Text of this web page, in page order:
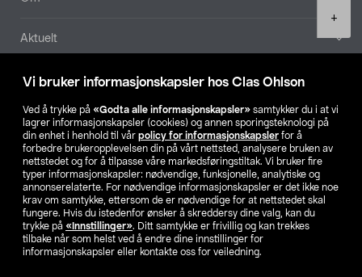
Vi bruker informasjonskapsler hos Clas Ohlson
Ved å trykke på «Godta alle informasjonskapsler» samtykker du i at vi
lagrer informasjonskapsler (cookies) og annen sporingsteknologi på
din enhet i henhold til vår policy for informasjonskapsler for å
forbedre brukeropplevelsen din på vårt nettsted, analysere bruken av
nettstedet og for å tilpasse våre markedsføringstiltak. Vi bruker fire
typer informasjonskapsler: nødvendige, funksjonelle, analytiske og
annonserelaterte. For nødvendige informasjonskapsler er det ikke noe
krav om samtykke, ettersom de er nødvendige for at nettstedet skal
fungere. Hvis du istedenfor ønsker å skreddersy dine valg, kan du
trykke på «Innstillinger». Ditt samtykke er frivillig og kan trekkes
tilbake når som helst ved å endre dine innstillinger for
informasjonskapsler eller kontakte oss for veiledning.
+
Aktuelt
Våre selskaper
Finn din butikk
SE NO FI